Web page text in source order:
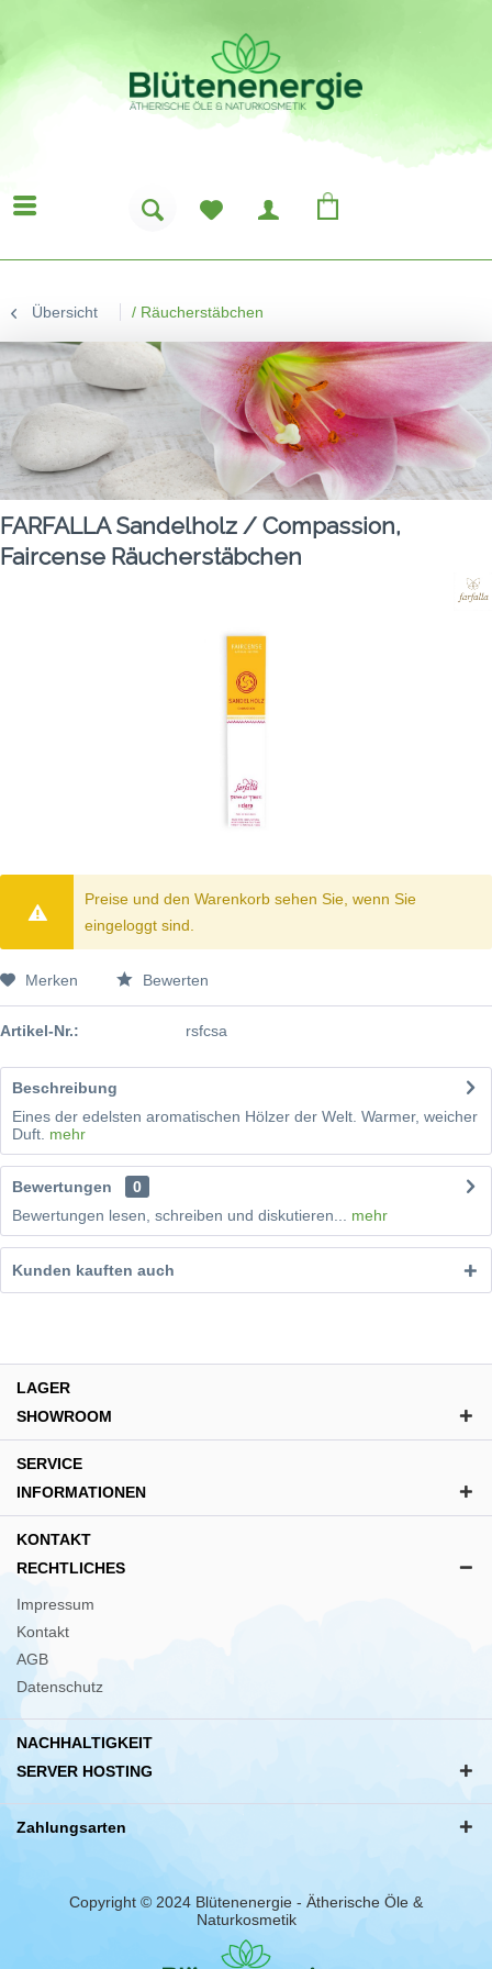
Übersicht / Räucherstäbchen
FARFALLA Sandelholz / Compassion,
Faircense Räucherstäbchen
Preise und den Warenkorb sehen Sie, wenn Sie
eingeloggt sind.
Merken Bewerten
Artikel-Nr.: rsfcsa
Beschreibung
Eines der edelsten aromatischen Hölzer der Welt. Warmer, weicher
Duft. mehr
Bewertungen
0
Bewertungen lesen, schreiben und diskutieren... mehr
Kunden kauften auch
LAGER
SHOWROOM
SERVICE
INFORMATIONEN
KONTAKT
RECHTLICHES
Impressum
Kontakt
AGB
Datenschutz
NACHHALTIGKEIT
SERVER HOSTING
Zahlungsarten
Copyright © 2024 Blütenenergie - Ätherische Öle &
Naturkosmetik